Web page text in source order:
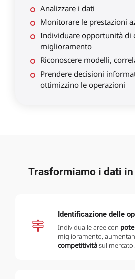
Analizzare i dati
Monitorare le prestazioni
Individuare opportunità di
miglioramento
Riconoscere modelli,
Prendere decisioni
ottimizzino le operazioni
Trasformiamo i dati
Identificazione delle
Individua le aree con
miglioramento,
competitivitàsul mercato.